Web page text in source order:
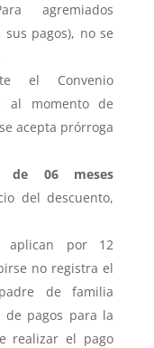
agremiados
pagos), no se
el Convenio
al momento de
acepta prórroga
de 06 meses
del descuento,
aplican por 12
no registra el
de familia
de pagos para la
realizar el pago